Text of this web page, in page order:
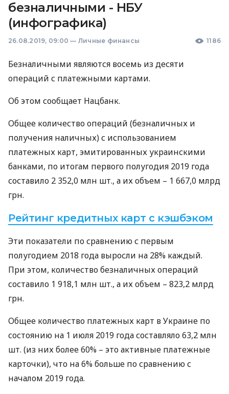
безналичными - НБУ
(инфографика)
26.08.2019, 09:00 — Личные финансы 1186
Безналичными являются восемь из десяти
операций с платежными картами.
Об этом сообщает Нацбанк.
Общее количество операций (безналичных и
получения наличных) с использованием
платежных карт, эмитированных украинскими
банками, по итогам первого полугодия 2019 года
составило 2 352,0 млн шт., а их объем – 1 667,0 млрд
грн.
Рейтинг кредитных карт с кэшбэком
Эти показатели по сравнению с первым
полугодием 2018 года выросли на 28% каждый.
При этом, количество безналичных операций
составило 1 918,1 млн шт., а их объем – 823,2 млрд
грн.
Общее количество платежных карт в Украине по
состоянию на 1 июля 2019 года составляло 63,2 млн
шт. (из них более 60% – это активные платежные
карточки), что на 6% больше по сравнению с
началом 2019 года.